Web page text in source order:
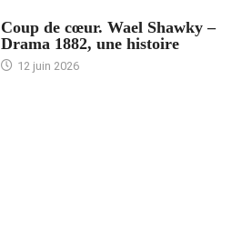
Coup de cœur. Wael Shawky –
Drama 1882, une histoire
12 juin 2026